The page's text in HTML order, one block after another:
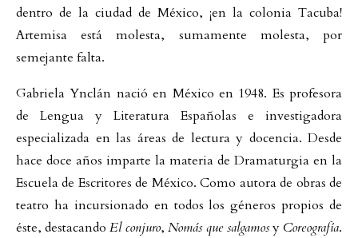
dentro de la ciudad de México, ¡en la colonia Tacuba!
Artemisa está molesta, sumamente molesta, por
semejante falta.
Gabriela Ynclán nació en México en 1948. Es profesora
de Lengua y Literatura Españolas e investigadora
especializada en las áreas de lectura y docencia. Desde
hace doce años imparte la materia de Dramaturgia en la
Escuela de Escritores de México. Como autora de obras de
teatro ha incursionado en todos los géneros propios de
éste, destacando El conjuro, Nomás que salgamosy Coreografía.